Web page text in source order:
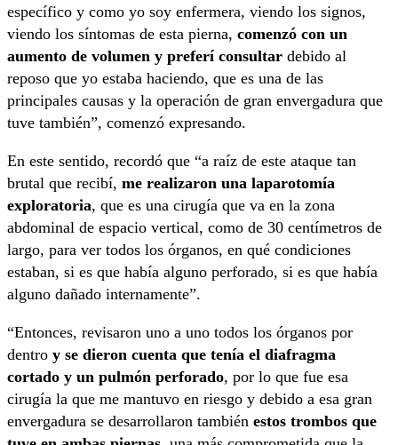
específico y como yo soy enfermera, viendo los signos,
viendo los síntomas de esta pierna, comenzó con un
aumento de volumen y preferí consultar debido al
reposo que yo estaba haciendo, que es una de las
principales causas y la operación de gran envergadura que
tuve también”, comenzó expresando.
En este sentido, recordó que “a raíz de este ataque tan
brutal que recibí, me realizaron una laparotomía
exploratoria, que es una cirugía que va en la zona
abdominal de espacio vertical, como de 30 centímetros de
largo, para ver todos los órganos, en qué condiciones
estaban, si es que había alguno perforado, si es que había
alguno dañado internamente”.
“Entonces, revisaron uno a uno todos los órganos por
dentro y se dieron cuenta que tenía el diafragma
cortado y un pulmón perforado, por lo que fue esa
cirugía la que me mantuvo en riesgo y debido a esa gran
envergadura se desarrollaron también estos trombos que